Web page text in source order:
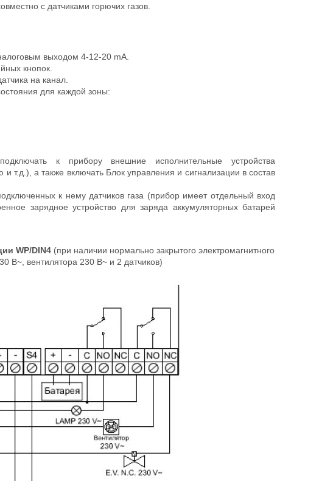
с датчиками горючих газов.
выходом 4-12-20 mA.
кнопок.
на канал.
для каждой зоны:
к прибору внешние исполнительные устройства
т.д.), а также включать Блок управления и сигнализации в состав
к нему датчиков газа (прибор имеет отдельный вход
зарядное устройство для заряда аккумуляторных батарей
WP/DIN4 (при наличии нормально закрытого электромагнитного
В~, вентилятора 230 В~ и 2 датчиков)